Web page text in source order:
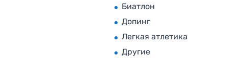
Биатлон
Допинг
Легкая атлетика
Другие